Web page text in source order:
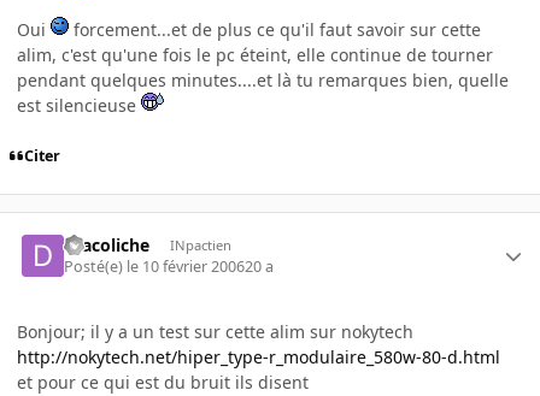
Oui
forcement...et de plus ce qu'il faut savoir sur cette
alim, c'est qu'une fois le pc éteint, elle continue de tourner
pendant quelques minutes....et là tu remarques bien, quelle
est silencieuse
Citer
dracoliche INpactien
Posté(e) le 10 février 200620 a
Bonjour; il y a un test sur cette alim sur nokytech
http://nokytech.net/hiper_type-r_modulaire_580w-80-d.html
et pour ce qui est du bruit ils disent